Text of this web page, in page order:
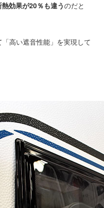
効果が20％も違うのだと
「高い遮音性能」を実現して